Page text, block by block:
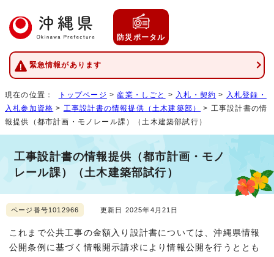
防災ポータル
緊急情報があります
現在の位置： トップページ > 産業・しごと > 入札・契約 >
入札登録・
入札参加資格 > 工事設計書の情報提供（土木建築部）
> 工事設計書の情
報提供（都市計画・モノレール課）（土木建築部試行）
工事設計書の情報提供（都市計画・モノ
レール課）（土木建築部試行）
ページ番号1012966 更新日 2025年4月21日
これまで公共工事の金額入り設計書については、沖縄県情報
公開条例に基づく情報開示請求により情報公開を行うととも